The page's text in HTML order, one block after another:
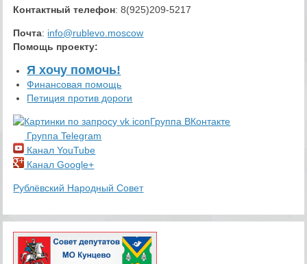
Контактный телефон: 8(925)209-5217
Почта: info@rublevo.moscow
Помощь проекту:
Я хочу помочь!
Финансовая помощь
Петиция против дороги
Группа ВКонтакте
Группа Telegram
Канал YouTube
Канал Google+
Рублёвский Народный Совет